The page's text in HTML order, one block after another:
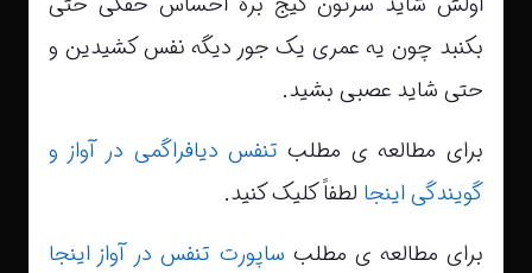
بکنبد چون یه عمری یک جور دیگه نفس کشیدین و
حتی شاید عصبی بشید.
برای مطالعه ی مطلب تنفس دیافراگمی در آواز و
گویندگی اینجا لطفاً کلیک کنید.
برای مطالعه ی مطلب ساپورت تنفس در آواز اینجا